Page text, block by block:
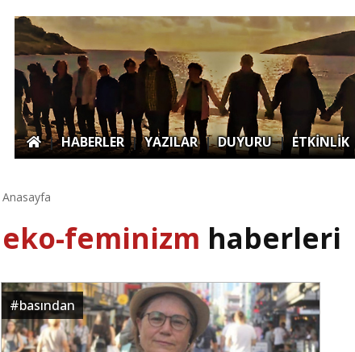
|HABERLER|YAZILAR|DUYURU| ETKİNLİK
Anasayfa
eko-feminizm haberleri
#basından